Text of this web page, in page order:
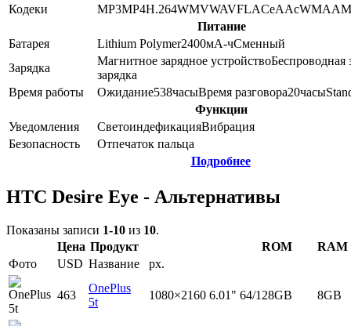
Кодеки
MP3MP4H.264WMVWAVFLACeAAcWMA
Питание
Батарея
Lithium Polymer2400мА-чСменный
Зарядка
Магнитное зарядное устройствоБеспроводная
зарядка
Время работы
Ожидание538часыВремя разговора20часы
Функции
Уведомления
СветоиндефикацияВибрация
Безопасность
Отпечаток пальца
Подробнее
HTC Desire Eye - Альтернативы
Показаны записи 1-10 из 10.
Цена Продукт ROM
RAM
Фото
USD Название px.
463
OnePlus
5t
1080×2160 6.01" 64/128GB 8GB